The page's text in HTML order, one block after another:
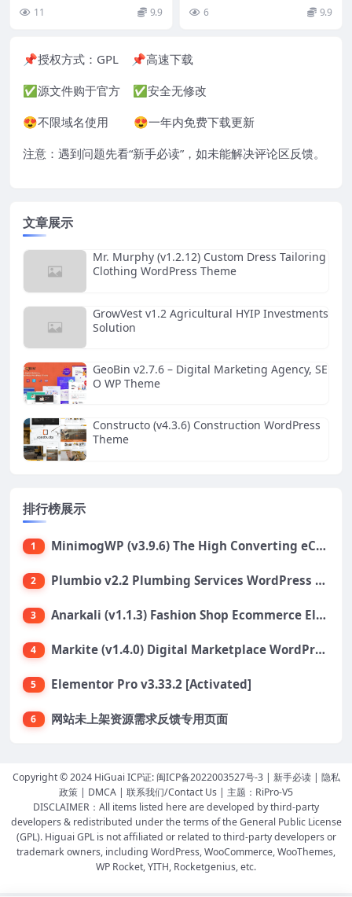
11 9.9 6 9.9
📌授权方式： GPL 📌高速下载
✅源文件购于官方 ✅安全无修改
😍不限域名使用 😍一年内免费下载更新
注意：遇到问题先看“新手必读”，如未能解决评论区反馈。
文章展示
Mr. Murphy (v1.2.12) Custom Dress Tailoring
Clothing WordPress Theme
GrowVest v1.2 Agricultural HYIP Investments
Solution
GeoBin v2.7.6 – Digital Marketing Agency, SE
O WP Theme
Constructo (v4.3.6) Construction WordPress
Theme
排行榜展示
1 MinimogWP (v3.9.6) The High Converting eCommerce WordPress Theme
2 Plumbio v2.2 Plumbing Services WordPress Theme
3 Anarkali (v1.1.3) Fashion Shop Ecommerce Elementor Theme
4 Markite (v1.4.0) Digital Marketplace WordPress Theme
5 Elementor Pro v3.33.2 [Activated]
6 网站未上架资源需求反馈专用页面
Copyright © 2024 HiGuai ICP证: 闽ICP备2022003527号-3| 新手必读| 隐私
政策 | DMCA | 联系我们/Contact Us | 主题： RiPro-V5
DISCLAIMER：All items listed here are developed by third-party
developers & redistributed under the terms of the General Public License
(GPL). Higuai GPL is not affiliated or related to third-party developers or
trademark owners, including WordPress, WooCommerce, WooThemes,
WP Rocket, YITH, Rocketgenius, etc.